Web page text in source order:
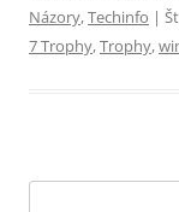
Názory,Techinfo |
7 Trophy,Trophy,